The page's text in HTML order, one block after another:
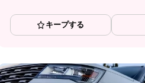
キープする